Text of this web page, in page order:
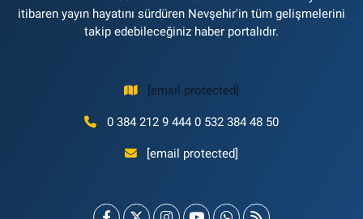
itibaren yayın hayatını sürdüren Nevşehir'in tüm gelişmelerini
takip edebileceğiniz haber portalıdır.
[email protected]
0 384 212 9 444 0 532 384 48 50
[email protected]